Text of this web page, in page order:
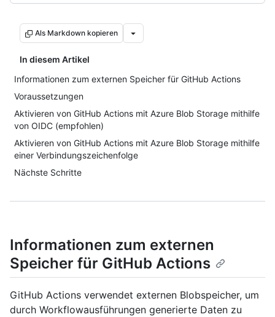
Als Markdown kopieren
In diesem Artikel
Informationen zum externen Speicher für GitHub Actions
Voraussetzungen
Aktivieren von GitHub Actions mit Azure Blob Storage mithilfe
von OIDC (empfohlen)
Aktivieren von GitHub Actions mit Azure Blob Storage mithilfe
einer Verbindungszeichenfolge
Nächste Schritte
Informationen zum externen
Speicher für GitHub Actions
GitHub Actions verwendet externen Blobspeicher, um
durch Workflowausführungen generierte Daten zu